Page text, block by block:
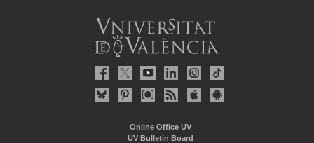
Online Office UV
UV Bulletin Board